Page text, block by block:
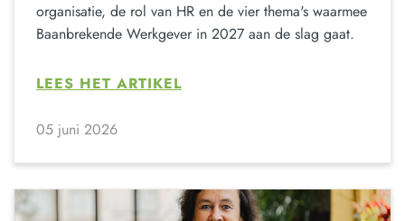
organisatie, de rol van HR en de vier thema's waarmee
Baanbrekende Werkgever in 2027 aan de slag gaat.
LEES HET ARTIKEL
05 juni 2026